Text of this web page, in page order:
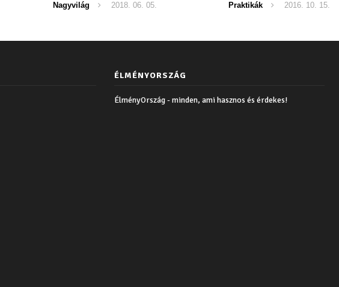
gyulladást, a rákot, az AIDS-t!
Nagyvilág 2018. 06. 05. Praktikák 2016. 10. 15.
ÉLMÉNYORSZÁG
ÉlményOrszág - minden, ami hasznos és érdekes!